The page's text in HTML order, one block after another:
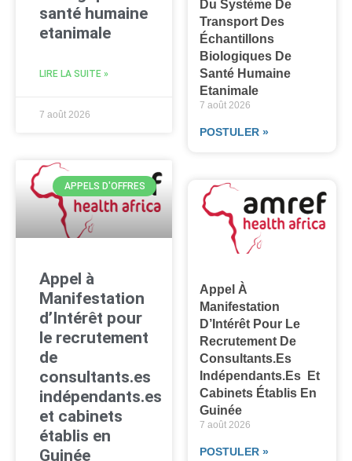
santé humaine
etanimale
LIRE LA SUITE »
7 août 2026
APPELS D'OFFRES
Appel à
Manifestation
d’Intérêt pour
le recrutement
de
consultants.es
indépendants.es
et cabinets
établis en
Guinée
Du Système De
Transport Des
Échantillons
Biologiques De
Santé Humaine
Etanimale
7 août 2026
POSTULER »
Appel À
Manifestation
D’Intérêt Pour Le
Recrutement De
Consultants.es
Indépendants.es Et
Cabinets Établis En
Guinée
7 août 2026
POSTULER »